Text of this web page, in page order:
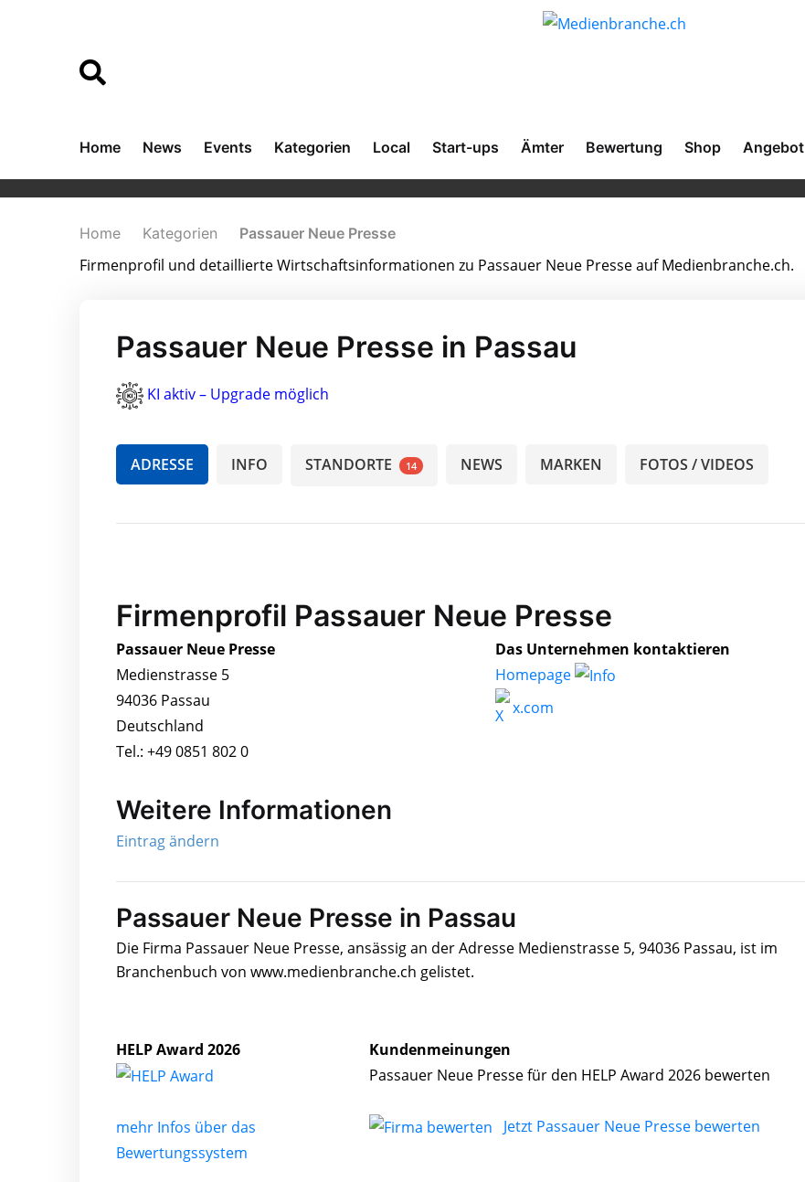
Home News Events Kategorien Local Start-ups Ämter Bewertung Shop Angebot
Home Kategorien Passauer Neue Presse
Firmenprofil und detaillierte Wirtschaftsinformationen zu Passauer Neue Presse auf Medienbranche.ch.
Passauer Neue Presse in Passau
KI aktiv – Upgrade möglich
ADRESSE INFO STANDORTE 14 NEWS MARKEN FOTOS / VIDEOS
Firmenprofil Passauer Neue Presse
Passauer Neue Presse
Medienstrasse 5
94036 Passau
Deutschland
Tel.: +49 0851 802 0
Das Unternehmen kontaktieren
Homepage
x.com
Weitere Informationen
Eintrag ändern
Passauer Neue Presse in Passau
Die Firma Passauer Neue Presse, ansässig an der Adresse Medienstrasse 5, 94036 Passau, ist im
Branchenbuch von www.medienbranche.ch gelistet.
HELP Award 2026
mehr Infos über das
Bewertungssystem
Kundenmeinungen
Passauer Neue Presse für den HELP Award 2026 bewerten
Jetzt Passauer Neue Presse bewerten